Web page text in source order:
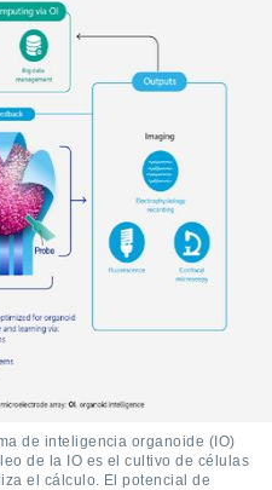
de inteligencia organoide (IO)
de la IO es el cultivo de células
el cálculo. El potencial de